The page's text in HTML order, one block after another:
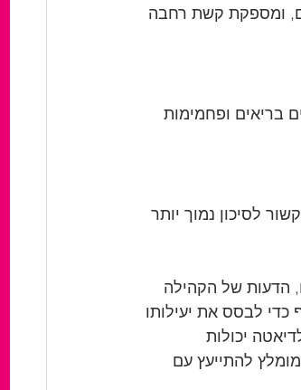
ומספקת קשת רחבה
בריאים ופחמימות
לסיכון נמוך יותר
הדעות של הקהילה
כדי לבסס את יעילותו
יכולות
להתייעץ עם